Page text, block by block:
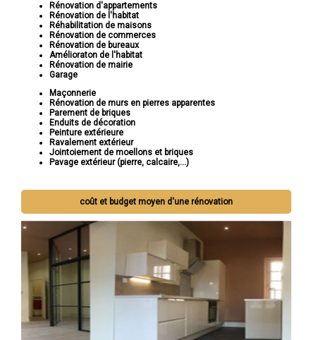
Rénovation d'appartements
Rénovation de l'habitat
Réhabilitation de maisons
Rénovation de commerces
Rénovation de bureaux
Amélioraton de l'habitat
Rénovation de mairie
Garage
Maçonnerie
Rénovation de murs en pierres apparentes
Parement de briques
Enduits de décoration
Peinture extérieure
Ravalement extérieur
Jointoiement de moellons et briques
Pavage extérieur (pierre, calcaire,...)
coût et budget moyen d'une rénovation